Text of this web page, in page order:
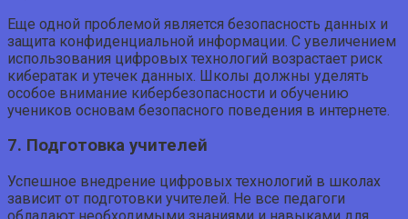
Еще одной проблемой является безопасность данных и
защита конфиденциальной информации. С увеличением
использования цифровых технологий возрастает риск
кибератак и утечек данных. Школы должны уделять
особое внимание кибербезопасности и обучению
учеников основам безопасного поведения в интернете.
7. Подготовка учителей
Успешное внедрение цифровых технологий в школах
зависит от подготовки учителей. Не все педагоги